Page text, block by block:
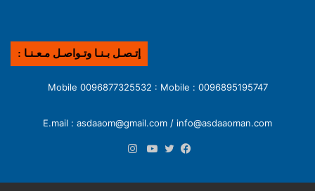
إتـصـل بـنـا وتـواصـل مـعـنـا :
0096895195747 : Mobile 0096877325532 : Mobile
E.mail : asdaaom@gmail.com / info@asdaaoman.com